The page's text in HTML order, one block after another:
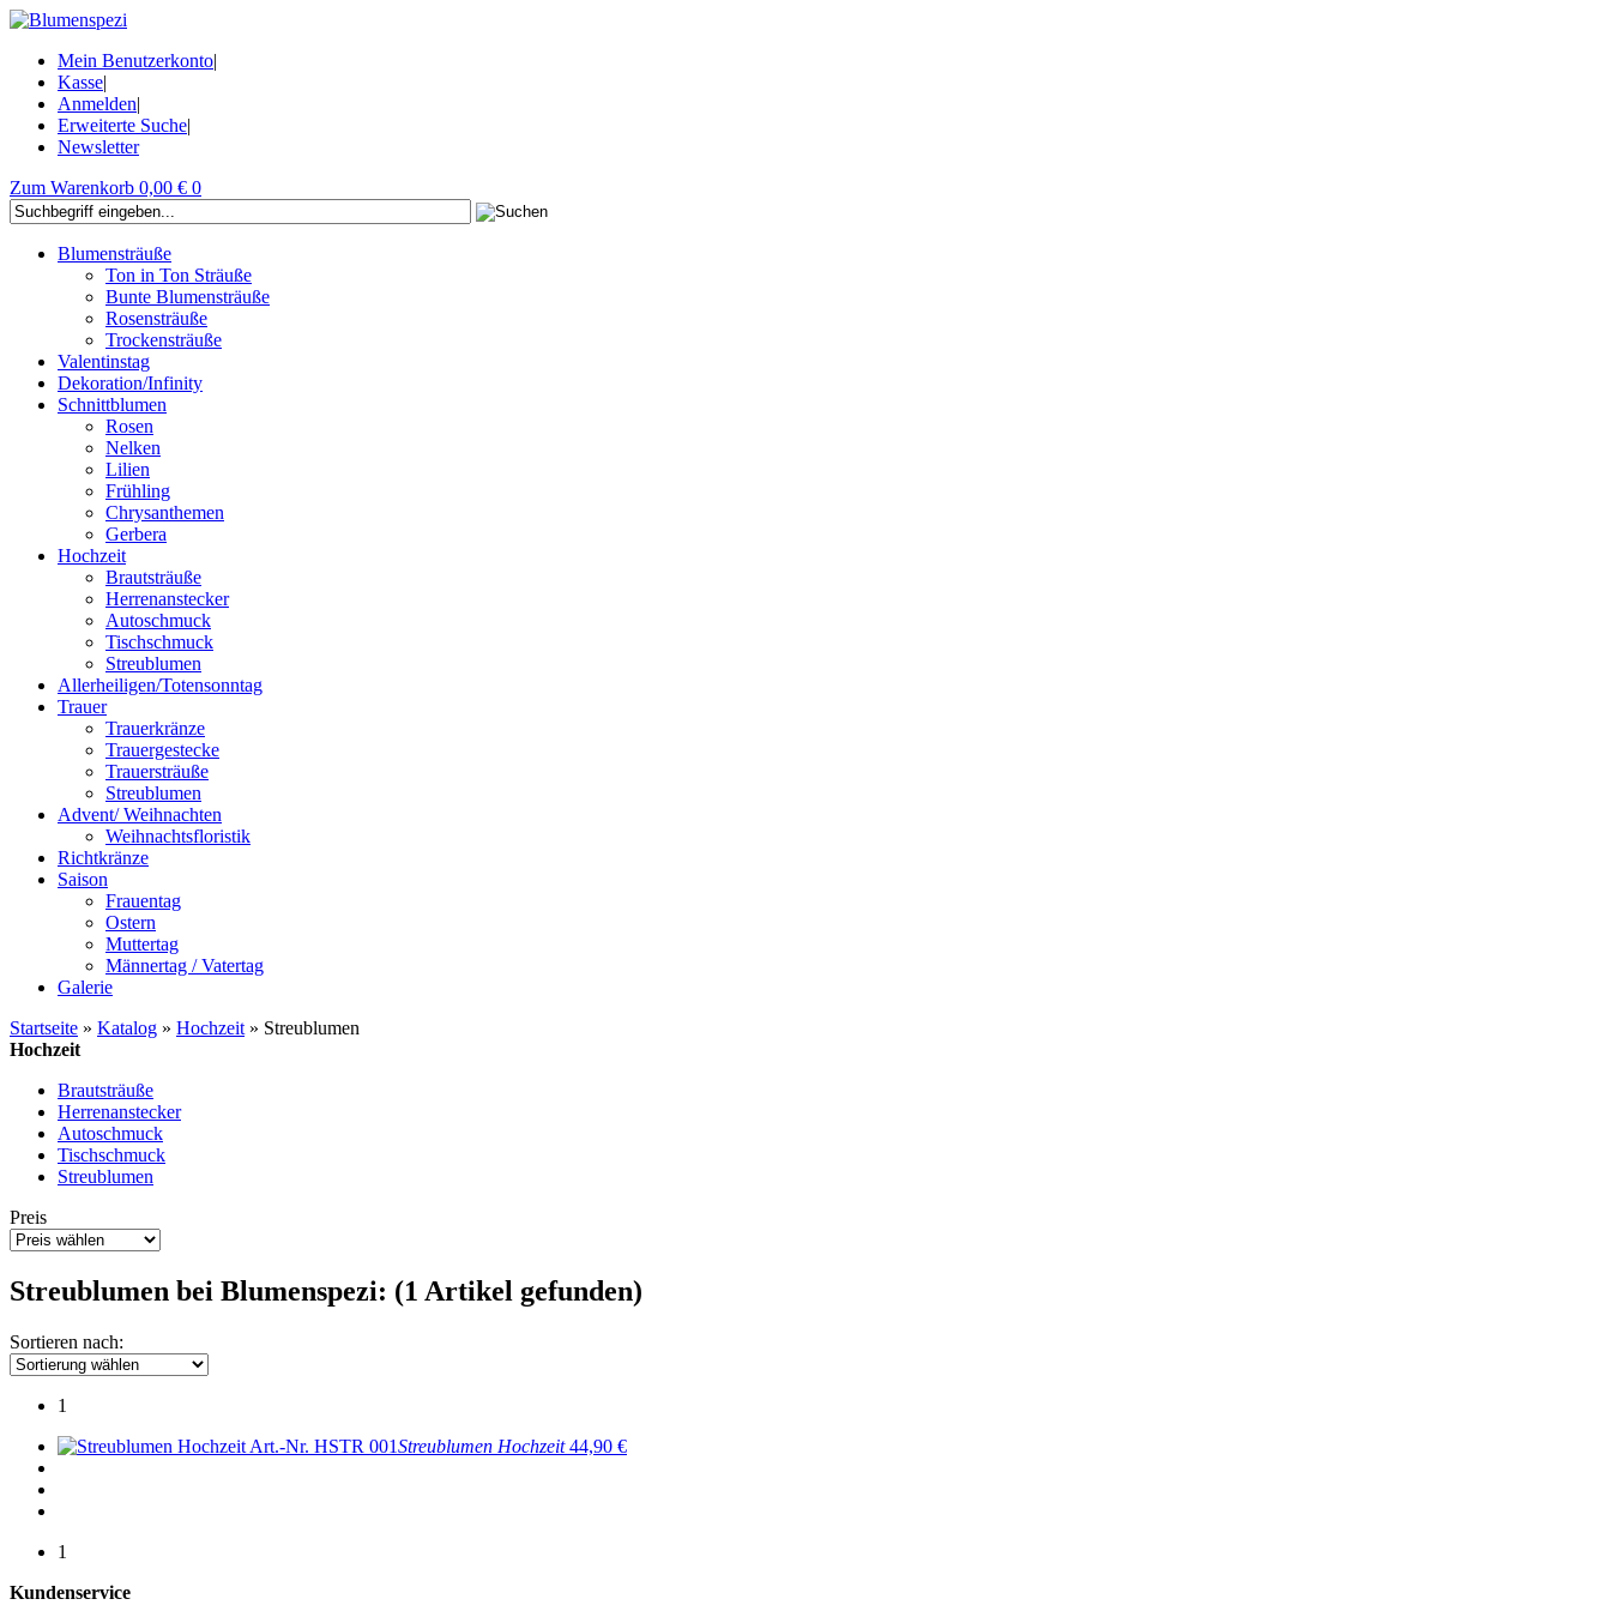
Mein Benutzerkonto|
Kasse|
Anmelden|
Erweiterte Suche|
Newsletter
Zum Warenkorb 0,00 € 0
Blumensträuße
Ton in Ton Sträuße
Bunte Blumensträuße
Rosensträuße
Trockensträuße
Valentinstag
Dekoration/Infinity
Schnittblumen
Rosen
Nelken
Lilien
Frühling
Chrysanthemen
Gerbera
Hochzeit
Brautsträuße
Herrenanstecker
Autoschmuck
Tischschmuck
Streublumen
Allerheiligen/Totensonntag
Trauer
Trauerkränze
Trauergestecke
Trauersträuße
Streublumen
Advent/ Weihnachten
Weihnachtsfloristik
Richtkränze
Saison
Frauentag
Ostern
Muttertag
Männertag / Vatertag
Galerie
Startseite » Katalog » Hochzeit » Streublumen
Hochzeit
Brautsträuße
Herrenanstecker
Autoschmuck
Tischschmuck
Streublumen
Preis
Streublumen bei Blumenspezi: (1 Artikel gefunden)
Sortieren nach:
1
Art.-Nr. HSTR 001Streublumen Hochzeit 44,90 €
1
Kundenservice